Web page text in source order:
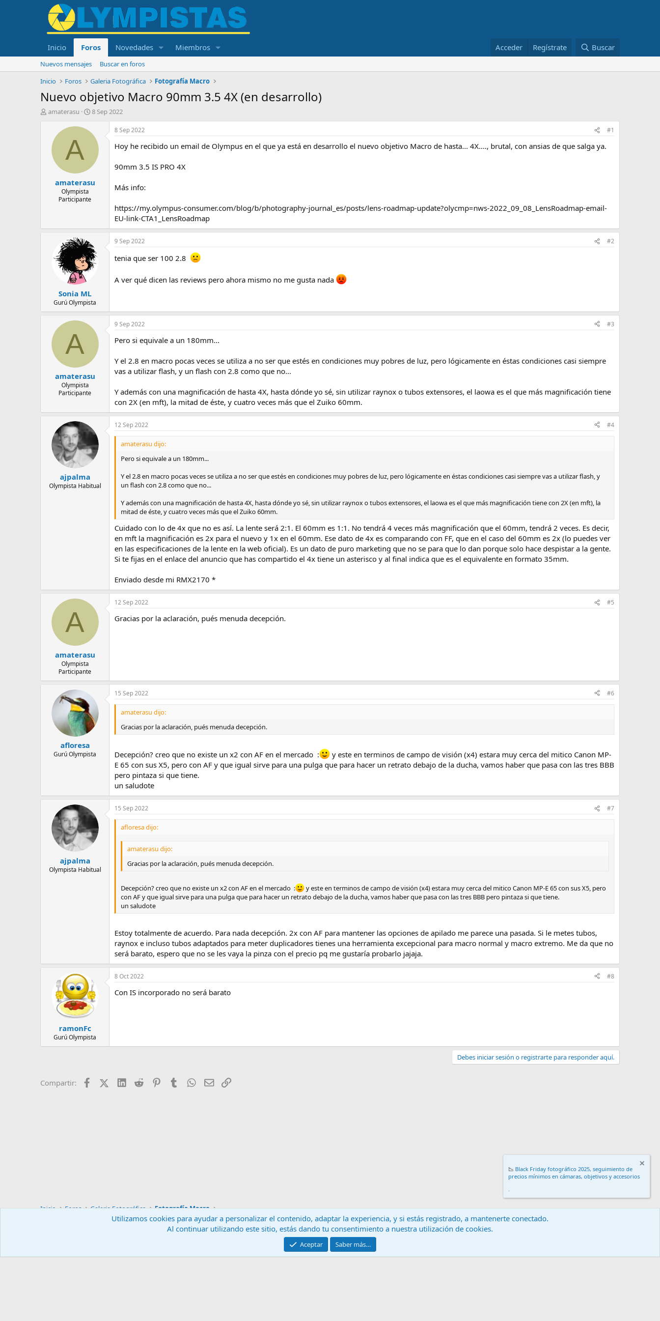
Inicio Foros Novedades Miembros Acceder Regístrate Buscar
Nuevos mensajes
Buscar en foros
Inicio
Foros Galeria Fotográfica Fotografía Macro
Nuevo objetivo Macro 90mm 3.5 4X (en desarrollo)
Iamaterasu
F
h
e
n
8 Sep 2022
A
amaterasu
Olympista
Participante
8 Sep 2022 #1
Hoy he recibido un email de Olympus en el que ya está en desarrollo el nuevo objetivo Macro de hasta... 4X...., brutal, con ansias de que salga ya.
90mm 3.5 IS PRO 4X
Más info:
https://my.olympus-consumer.com/blog/b/photography-journal_es/posts/lens-roadmap-update?olycmp=nws-2022_09_08_LensRoadmap-email-
EU-link-CTA1_LensRoadmap
Sonia ML
Gurú Olympista
9 Sep 2022 #2
tenia que ser 100 2.8
A ver qué dicen las reviews pero ahora mismo no me gusta nada
A
amaterasu
Olympista
Participante
9 Sep 2022 #3
Pero si equivale a un 180mm...
Y el 2.8 en macro pocas veces se utiliza a no ser que estés en condiciones muy pobres de luz, pero lógicamente en éstas condiciones casi siempre
vas a utilizar flash, y un flash con 2.8 como que no...
Y además con una magnificación de hasta 4X, hasta dónde yo sé, sin utilizar raynox o tubos extensores, el laowa es el que más magnificación tiene
con 2X (en mft), la mitad de éste, y cuatro veces más que el Zuiko 60mm.
ajpalma
Olympista Habitual
12 Sep 2022 #4
amaterasu dijo:
Pero si equivale a un 180mm...
Y el 2.8 en macro pocas veces se utiliza a no ser que estés en condiciones muy pobres de luz, pero lógicamente en éstas condiciones casi siempre vas a utilizar flash, y
un flash con 2.8 como que no...
Y además con una magnificación de hasta 4X, hasta dónde yo sé, sin utilizar raynox o tubos extensores, el laowa es el que más magnificación tiene con 2X (en mft), la
mitad de éste, y cuatro veces más que el Zuiko 60mm.
Cuidado con lo de 4x que no es así. La lente será 2:1. El 60mm es 1:1. No tendrá 4 veces más magnificación que el 60mm, tendrá 2 veces. Es decir,
en mft la magnificación es 2x para el nuevo y 1x en el 60mm. Ese dato de 4x es comparando con FF, que en el caso del 60mm es 2x (lo puedes ver
en las especificaciones de la lente en la web oficial). Es un dato de puro marketing que no se para que lo dan porque solo hace despistar a la gente.
Si te fijas en el enlace del anuncio que has compartido el 4x tiene un asterisco y al final indica que es el equivalente en formato 35mm.
Enviado desde mi RMX2170 *
A
amaterasu
Olympista
Participante
12 Sep 2022 #5
Gracias por la aclaración, pués menuda decepción.
afloresa
Gurú Olympista
15 Sep 2022 #6
amaterasu dijo:
Gracias por la aclaración, pués menuda decepción.
Decepción? creo que no existe un x2 con AF en el mercado :
y este en terminos de campo de visión (x4) estara muy cerca del mitico Canon MP-
E 65 con sus X5, pero con AF y que igual sirve para una pulga que para hacer un retrato debajo de la ducha, vamos haber que pasa con las tres BBB
pero pintaza si que tiene.
un saludote
ajpalma
Olympista Habitual
15 Sep 2022 #7
afloresa dijo:
amaterasu dijo:
Gracias por la aclaración, pués menuda decepción.
Decepción? creo que no existe un x2 con AF en el mercado :
y este en terminos de campo de visión (x4) estara muy cerca del mitico Canon MP-E 65 con sus X5, pero
con AF y que igual sirve para una pulga que para hacer un retrato debajo de la ducha, vamos haber que pasa con las tres BBB pero pintaza si que tiene.
un saludote
Estoy totalmente de acuerdo. Para nada decepción. 2x con AF para mantener las opciones de apilado me parece una pasada. Si le metes tubos,
raynox e incluso tubos adaptados para meter duplicadores tienes una herramienta excepcional para macro normal y macro extremo. Me da que no
será barato, espero que no se les vaya la pinza con el precio pq me gustaría probarlo jajaja.
ramonFc
Gurú Olympista
8 Oct 2022 #8
Con IS incorporado no será barato
Debes iniciar sesión o registrarte para responder aquí.
Compartir: FacebookX (Twitter)
LinkedIn
Reddit PinterestTumblrWhatsApp
EmailEnlace
Inicio Foros Galeria Fotográfica Fotografía Macro
Contáctanos Términos y reglas
Community platform by XenForo® © 2010-2024 XenForo Ltd.
📉 Black Friday fotográfico 2025, seguimiento de
precios mínimos en cámaras, objetivos y accesorios
.
Utilizamos cookies para ayudar a personalizar el contenido, adaptar la experiencia, y si estás registrado, a mantenerte conectado.
Al continuar utilizando este sitio, estás dando tu consentimiento a nuestra utilización de cookies.
Aceptar Saber más…